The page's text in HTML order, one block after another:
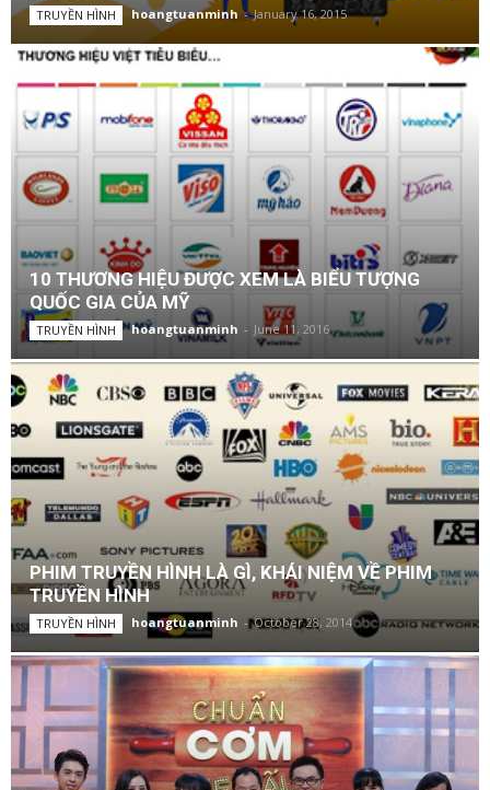
TRUYỀN HÌNH hoangtuanminh - January 16, 2015
10 THƯƠNG HIỆU ĐƯỢC XEM LÀ BIỂU TƯỢNG
QUỐC GIA CỦA MỸ
TRUYỀN HÌNH hoangtuanminh - June 11, 2016
PHIM TRUYỀN HÌNH LÀ GÌ, KHÁI NIỆM VỀ PHIM
TRUYỀN HÌNH
TRUYỀN HÌNH hoangtuanminh - October 28, 2014